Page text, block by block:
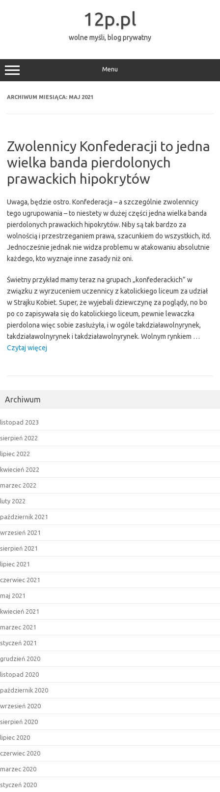
12p.pl
wolne myśli, blog prywatny
Menu
ARCHIWUM MIESIĄCA: MAJ 2021
Zwolennicy Konfederacji to jedna
wielka banda pierdolonych
prawackich hipokrytów
Uwaga, będzie ostro. Konfederacja – a szczególnie zwolennicy
tego ugrupowania – to niestety w dużej części jedna wielka banda
pierdolonych prawackich hipokrytów. Niby są tak bardzo za
wolnością i przestrzeganiem prawa, szacunkiem do wszystkich, itd.
Jednocześnie jednak nie widza problemu w atakowaniu absolutnie
każdego, kto wyznaje inne zasady niż oni.
Świetny przykład mamy teraz na grupach „konfederackich” w
związku z wyrzuceniem uczennicy z katolickiego liceum za udział
w Strajku Kobiet. Super, że wyjebali dziewczynę za poglądy, no bo
po co zapisywała się do katolickiego liceum, pewnie lewaczka
pierdolona więc sobie zasłużyła, i w ogóle takdziaławolnyrynek,
takdziaławolnyrynek i takdziaławolnyrynek. Wolnym rynkiem …
Czytaj więcej
Archiwum
listopad 2023
sierpień 2022
lipiec 2022
kwiecień 2022
marzec 2022
luty 2022
październik 2021
wrzesień 2021
sierpień 2021
lipiec 2021
czerwiec 2021
maj 2021
kwiecień 2021
marzec 2021
styczeń 2021
grudzień 2020
listopad 2020
październik 2020
wrzesień 2020
sierpień 2020
lipiec 2020
czerwiec 2020
marzec 2020
styczeń 2020